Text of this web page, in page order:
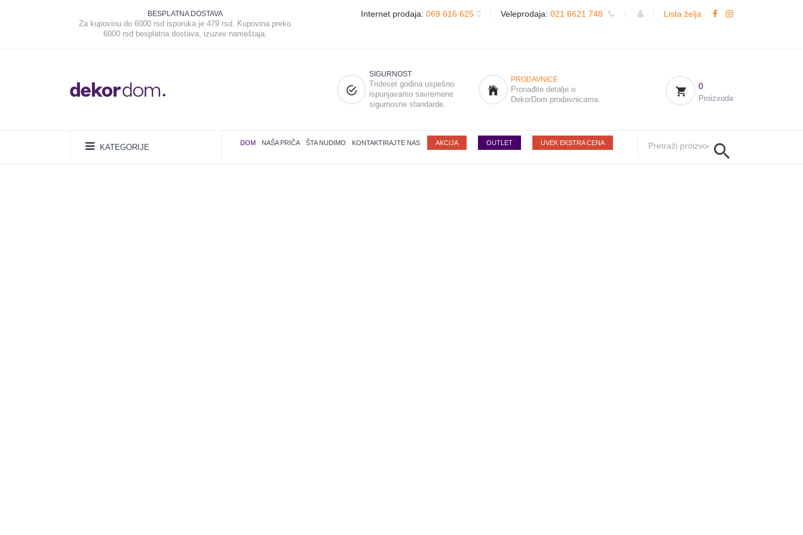
BESPLATNA DOSTAVA
Za kupovinu do 6000 rsd isporuka je 479 rsd. Kupovina preko
6000 rsd besplatna dostava, izuzev nameštaja.
Internet prodaja: 069 616 625 Veleprodaja: 021 6621 748 Lista želja
SIGURNOST
Trideset godina uspešno
ispunjavamo savremene
sigurnosne standarde.
PRODAVNICE
Pronađite detalje o
DekorDom prodavnicama.
0
Proizvoda
KATEGORIJE DOM NAŠA PRIČA ŠTA NUDIMO KONTAKTIRAJTE NAS AKCIJA OUTLET UVEK EKSTRA CENA